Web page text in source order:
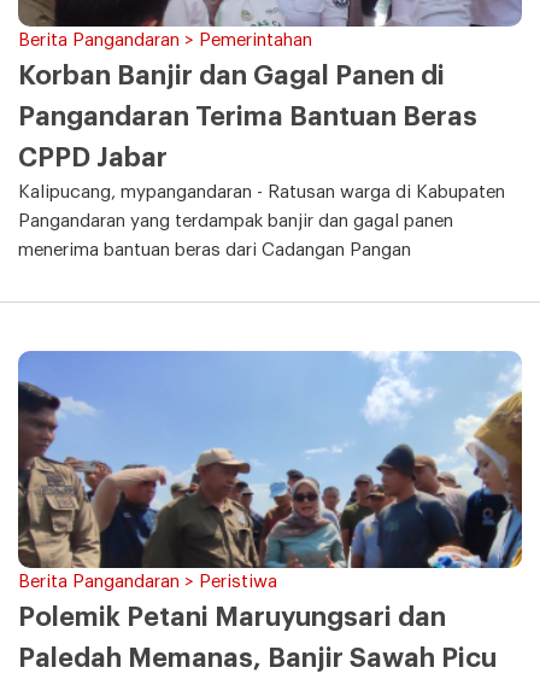
Berita Pangandaran > Pemerintahan
Korban Banjir dan Gagal Panen di
Pangandaran Terima Bantuan Beras
CPPD Jabar
Kalipucang, mypangandaran - Ratusan warga di Kabupaten
Pangandaran yang terdampak banjir dan gagal panen
menerima bantuan beras dari Cadangan Pangan
Berita Pangandaran > Peristiwa
Polemik Petani Maruyungsari dan
Paledah Memanas, Banjir Sawah Picu